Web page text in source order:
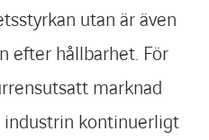
utan är även
efter hållbarhet. För
marknad
kontinuerligt